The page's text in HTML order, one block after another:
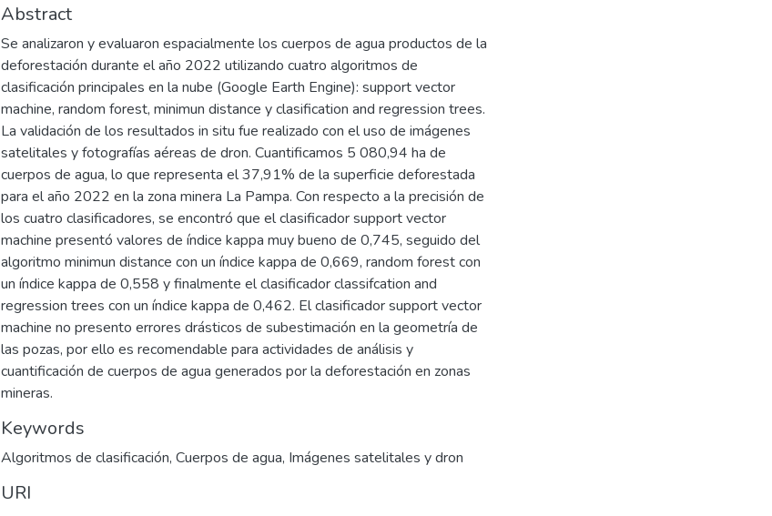
Abstract
Se analizaron y evaluaron espacialmente los cuerpos de agua productos de la
deforestación durante el año 2022 utilizando cuatro algoritmos de
clasificación principales en la nube (Google Earth Engine): support vector
machine, random forest, minimun distance y clasification and regression trees.
La validación de los resultados in situ fue realizado con el uso de imágenes
satelitales y fotografías aéreas de dron. Cuantificamos 5 080,94 ha de
cuerpos de agua, lo que representa el 37,91% de la superficie deforestada
para el año 2022 en la zona minera La Pampa. Con respecto a la precisión de
los cuatro clasificadores, se encontró que el clasificador support vector
machine presentó valores de índice kappa muy bueno de 0,745, seguido del
algoritmo minimun distance con un índice kappa de 0,669, random forest con
un índice kappa de 0,558 y finalmente el clasificador classifcation and
regression trees con un índice kappa de 0,462. El clasificador support vector
machine no presento errores drásticos de subestimación en la geometría de
las pozas, por ello es recomendable para actividades de análisis y
cuantificación de cuerpos de agua generados por la deforestación en zonas
mineras.
Keywords
Algoritmos de clasificación, Cuerpos de agua, Imágenes satelitales y dron
URI